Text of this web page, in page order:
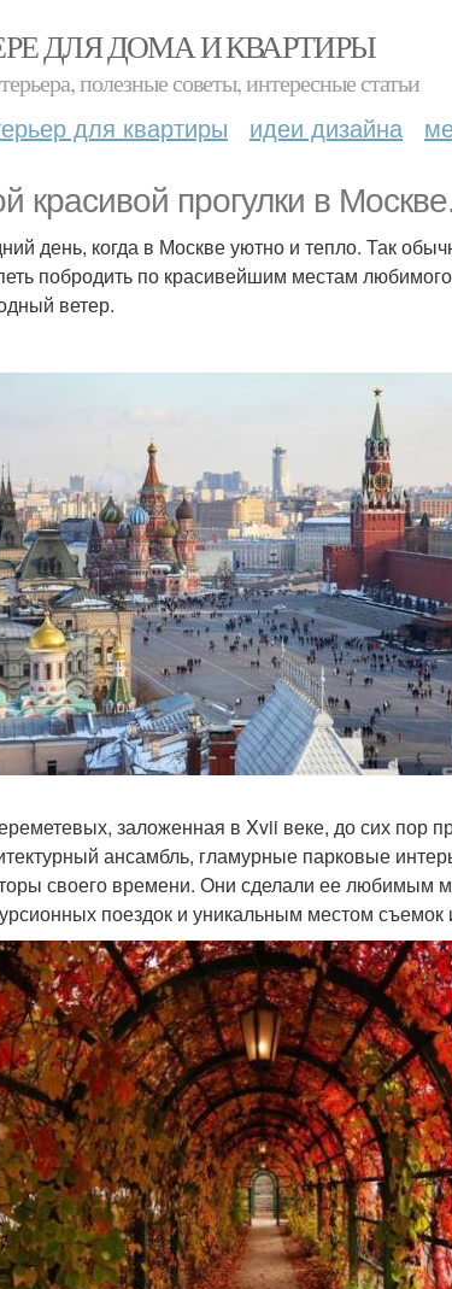
ДЛЯ ДОМА И КВАРТИРЫ
полезные советы, интересные статьи
для квартиры идеи дизайна
красивой прогулки в
день, когда в Москве уютно и тепло. Так
побродить по красивейшим местам
ветер.
заложенная в Xvii веке, до сих пор
ансамбль, гламурные парковые
своего времени. Они сделали ее любимым
поездок и уникальным местом